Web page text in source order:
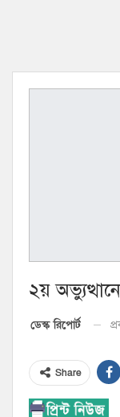
২য়
ডেস্ক রিপোর্ট
Share